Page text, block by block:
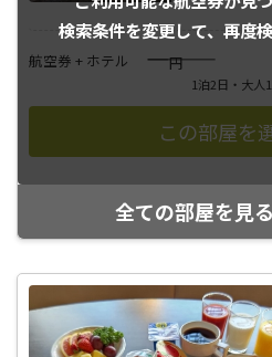
検索条件を変更して、 再度
航空券 + ホテル ――――円
1泊2日・大人
全ての部屋を見